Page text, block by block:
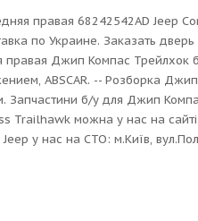
правая 68242542AD Jeep
по Украине. Заказать
правая Джип Компас Трейлхок
ABSCAR. -- Розборка
Запчастини б/у для Джип
Trailhawk можна у нас на
у нас на СТО: м.Київ,